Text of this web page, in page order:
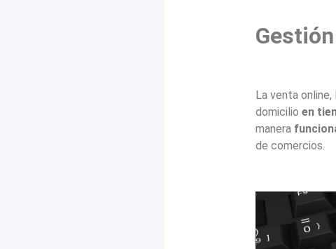
La venta
domicilioen
manera
de comercios.